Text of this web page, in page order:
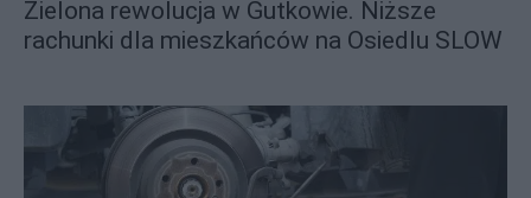
Zielona rewolucja w Gutkowie. Niższe
rachunki dla mieszkańców na Osiedlu SLOW